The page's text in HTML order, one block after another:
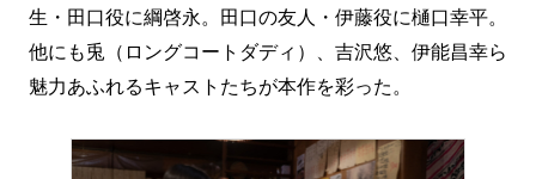
生・田口役に綱啓永。田口の友人・伊藤役に樋口幸平。
他にも兎（ロングコートダディ）、吉沢悠、伊能昌幸ら
魅力あふれるキャストたちが本作を彩った。